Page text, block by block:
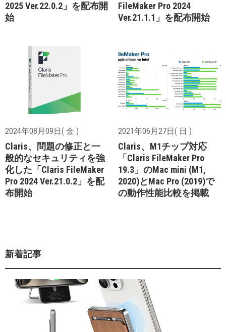
2025 Ver.22.0.2」を配布開
始
FileMaker Pro 2024
Ver.21.1.1」を配布開始
2024年08月09日( 金 )
Claris、問題の修正と一
般的なセキュリティを強
化した「Claris FileMaker
Pro 2024 Ver.21.0.2」を配
布開始
2021年06月27日( 日 )
Claris、M1チップ対応
「Claris FileMaker Pro
19.3」のMac mini (M1,
2020)とMac Pro (2019)で
の動作性能比較を掲載
新着記事